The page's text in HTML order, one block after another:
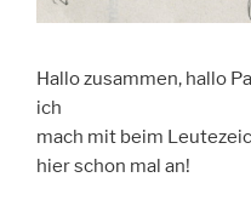
Hallo zusammen, hallo
ich
mach mit beim
hier schon mal an!